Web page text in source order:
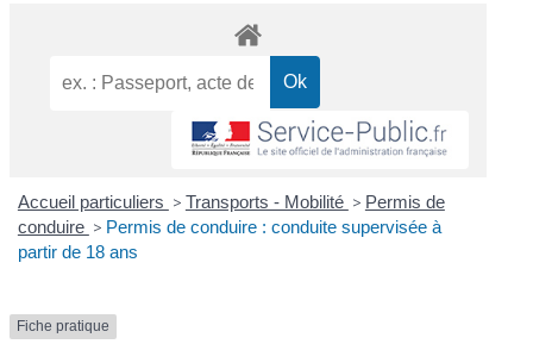
Accueil particuliers > Transports - Mobilité > Permis de
conduire > Permis de conduire : conduite supervisée à
partir de 18 ans
Fiche pratique